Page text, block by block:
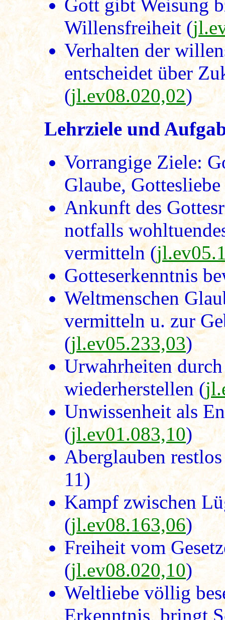
Gott gibt Weisung
Willensfreiheit (
Verhalten der
entscheidet über
(jl.ev08.020,02)
Lehrziele und
Vorrangige Ziele:
Glaube,
Ankunft des
notfalls
vermitteln (
Gotteserkenntnis
Weltmenschen
vermitteln u. zur
(jl.ev05.233,03)
Urwahrheiten
wiederherstellen (
Unwissenheit als
(jl.ev01.083,10)
Aberglauben
11)
Kampf zwischen
(jl.ev08.163,06)
Freiheit vom
(jl.ev08.020,10)
Weltliebe völlig
Erkenntnis, bringt